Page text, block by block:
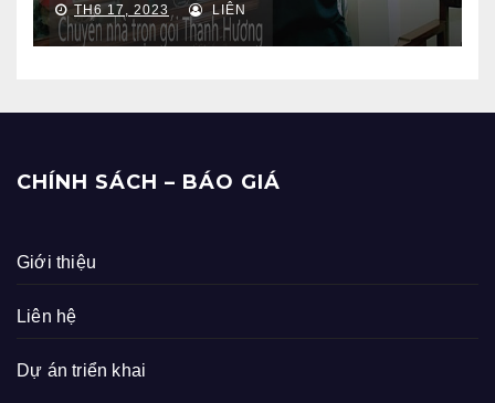
TH6 17, 2023 LIÊN
CHÍNH SÁCH – BÁO GIÁ
Giới thiệu
Liên hệ
Dự án triển khai